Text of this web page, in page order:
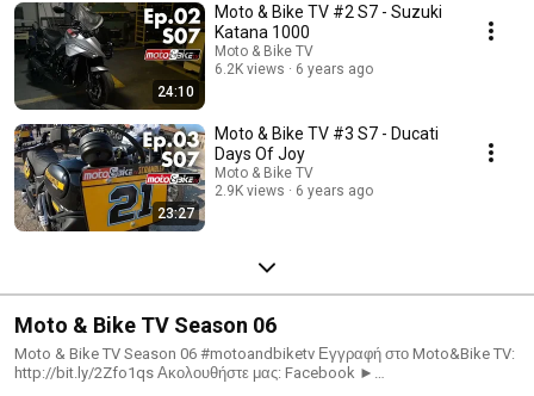
24:10
Moto & Bike TV #2 S7 - Suzuki
Katana 1000
Moto & Bike TV
6.2K views
6 years ago
23:27
Moto & Bike TV #3 S7 - Ducati
Days Of Joy
Moto & Bike TV
2.9K views
6 years ago
Moto & Bike TV Season 06
Moto & Bike TV Season 06 #motoandbiketv Εγγραφή στο Moto&Bike TV:
http://bit.ly/2Zfo1qs Ακολουθήστε μας: Facebook ►